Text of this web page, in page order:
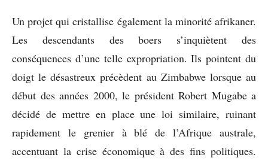
Un projet qui cristallise également la minorité afrikaner.
Les descendants des boers s’inquiètent des
conséquences d’une telle expropriation. Ils pointent du
doigt le désastreux précèdent au Zimbabwe lorsque au
début des années 2000, le président Robert Mugabe a
décidé de mettre en place une loi similaire, ruinant
rapidement le grenier à blé de l’Afrique australe,
accentuant la crise économique à des fins politiques.